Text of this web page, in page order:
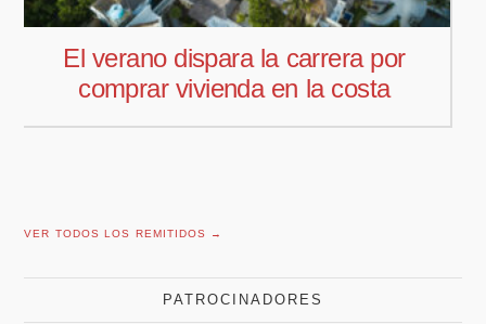
Pedro Aguiar nuevo responsable
comercial para Offcoustic Iberia
VER TODOS LOS REMITIDOS →
PATROCINADORES